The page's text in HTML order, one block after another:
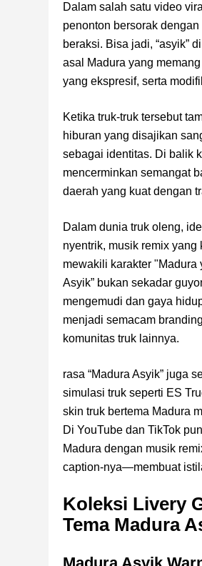
Dalam salah satu video
penonton bersorak
beraksi. Bisa jadi, “asyik”
asal Madura yang
yang ekspresif, serta
Ketika truk-truk tersebut
hiburan yang disajikan
sebagai identitas. Di balik
mencerminkan semangat
daerah yang kuat dengan
Dalam dunia truk oleng,
nyentrik, musik remix
mewakili karakter "Madura
Asyik” bukan sekadar
mengemudi dan gaya
menjadi semacam
komunitas truk lainnya.
rasa “Madura Asyik” juga
simulasi truk seperti ES
skin truk bertema Madura
Di YouTube dan TikTok
Madura dengan musik
caption-nya—membuat
Koleksi Livery
Tema Madura